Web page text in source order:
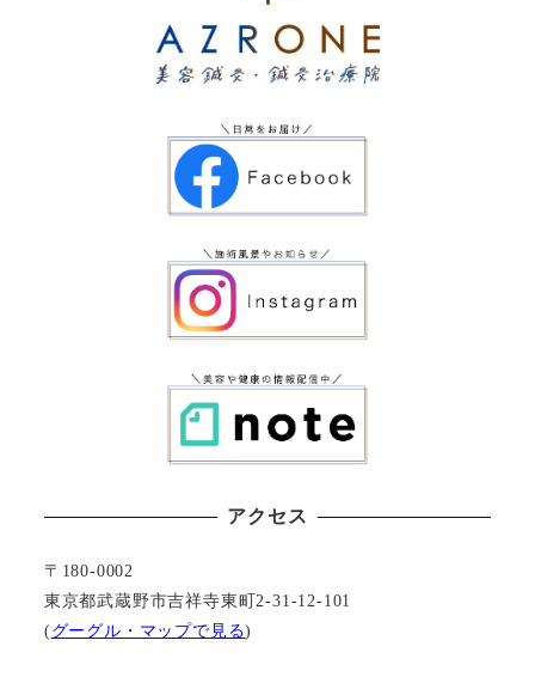
アクセス
〒180-0002
東京都武蔵野市吉祥寺東町2-31-12-101
(グーグル・マップで見る)